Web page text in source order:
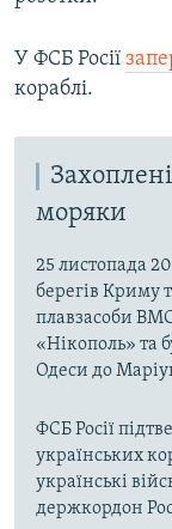
У ФСБ Росії
кораблі.
моряки
25 листопада
берегів Криму
плавзасоби
«Нікополь» та
Одеси до
ФСБ Росії
українських
українські
держкордон